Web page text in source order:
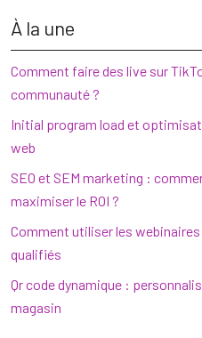
À la une
Comment faire des live sur
communauté ?
Initial program load et
web
SEO et SEM marketing :
maximiser le ROI ?
Comment utiliser les
qualifiés
Qr code dynamique :
magasin